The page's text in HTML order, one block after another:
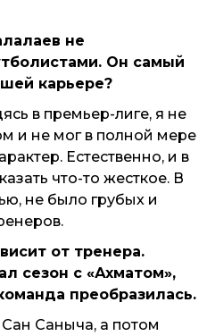
не
Он самый
карьере?
в премьер-лиге, я не
и не мог в полной мере
Естественно, и в
что-то жесткое. В
не было грубых и
от тренера.
сезон с «Ахматом»,
преобразилась.
Саныча, а потом